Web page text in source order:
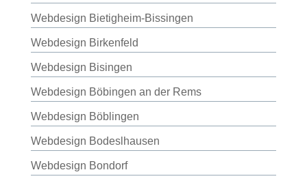
Webdesign Bietigheim-Bissingen
Webdesign Birkenfeld
Webdesign Bisingen
Webdesign Böbingen an der Rems
Webdesign Böblingen
Webdesign Bodeslhausen
Webdesign Bondorf